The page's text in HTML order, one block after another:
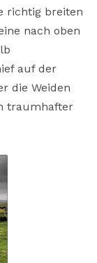
richtig breiten
nach oben
auf der
die Weiden
traumhafter